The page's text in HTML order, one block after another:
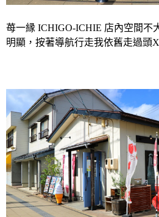
苺一縁 ICHIGO-ICHIE 店內空間不
明顯，按著導航行走我依舊走過頭